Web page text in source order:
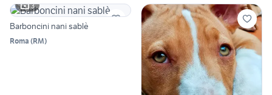
3
Barboncini nani sablè
Roma (RM)